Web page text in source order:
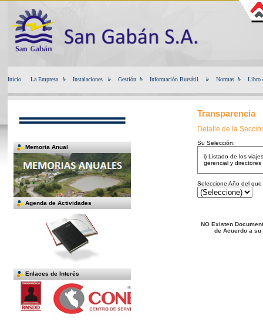
Inicio La Empresa Instalaciones Gestión Información Bursátil Normas Libro
Memoria Anual
Agenda de Actividades
Enlaces de Interés
Transparencia
Detalle de la
Su Selección:
i) Listado de los
gerencial y
Seleccione Año del
NO Existen
de Acuerdo a su